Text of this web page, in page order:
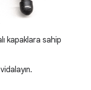
kapaklara sahip